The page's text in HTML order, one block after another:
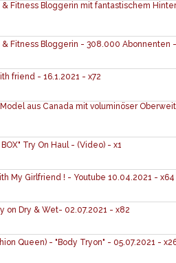
Fitness Bloggerin mit fantastischem
Fitness Bloggerin - 308.000 Abonnenten
friend - 16.1.2021 - x72
aus Canada mit voluminöser
Try On Haul - (Video) - x1
My Girlfriend ! - Youtube 10.04.2021 - x64
on Dry & Wet- 02.07.2021 - x82
Queen) - "Body Tryon" - 05.07.2021 -